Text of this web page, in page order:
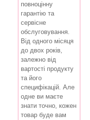
повноцінну
гарантію та
сервісне
обслуговування.
Від одного місяця
до двох років,
залежно від
вартості продукту
та його
специфікацій. Але
одне ви маєте
знати точно, кожен
товар буде вам